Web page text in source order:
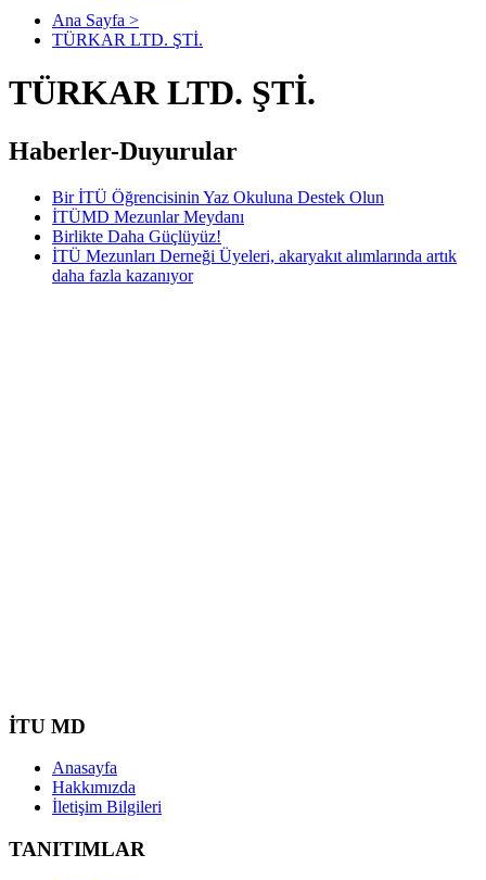
Ana Sayfa >
TÜRKAR LTD. ŞTİ.
TÜRKAR LTD. ŞTİ.
Haberler-Duyurular
Bir İTÜ Öğrencisinin Yaz Okuluna Destek Olun
İTÜMD Mezunlar Meydanı
Birlikte Daha Güçlüyüz!
İTÜ Mezunları Derneği Üyeleri, akaryakıt alımlarında artık
daha fazla kazanıyor
İTU MD
Anasayfa
Hakkımızda
İletişim Bilgileri
TANITIMLAR